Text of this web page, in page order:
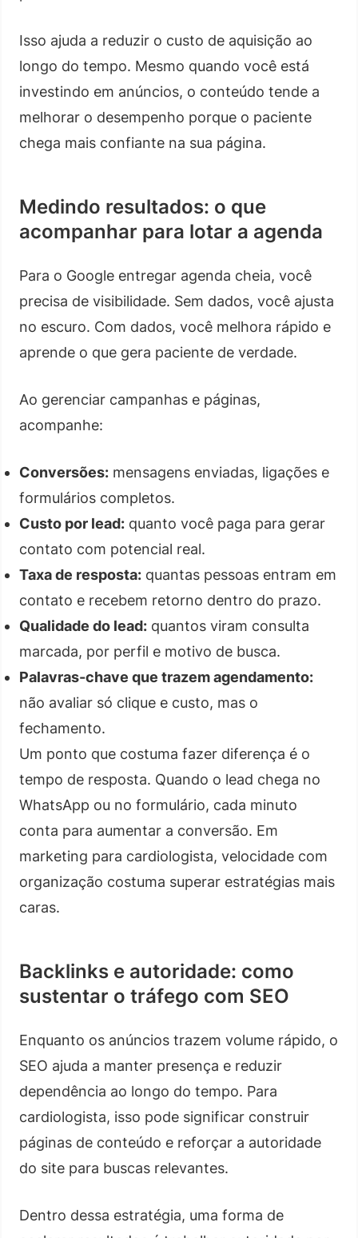
Isso ajuda a reduzir o custo de aquisição ao
longo do tempo. Mesmo quando você está
investindo em anúncios, o conteúdo tende a
melhorar o desempenho porque o paciente
chega mais confiante na sua página.
Medindo resultados: o que
acompanhar para lotar a agenda
Para o Google entregar agenda cheia, você
precisa de visibilidade. Sem dados, você ajusta
no escuro. Com dados, você melhora rápido e
aprende o que gera paciente de verdade.
Ao gerenciar campanhas e páginas,
acompanhe:
Conversões: mensagens enviadas, ligações e
formulários completos.
Custo por lead: quanto você paga para gerar
contato com potencial real.
Taxa de resposta: quantas pessoas entram em
contato e recebem retorno dentro do prazo.
Qualidade do lead: quantos viram consulta
marcada, por perfil e motivo de busca.
Palavras-chave que trazem agendamento:
não avaliar só clique e custo, mas o
fechamento.
Um ponto que costuma fazer diferença é o
tempo de resposta. Quando o lead chega no
WhatsApp ou no formulário, cada minuto
conta para aumentar a conversão. Em
marketing para cardiologista, velocidade com
organização costuma superar estratégias mais
caras.
Backlinks e autoridade: como
sustentar o tráfego com SEO
Enquanto os anúncios trazem volume rápido, o
SEO ajuda a manter presença e reduzir
dependência ao longo do tempo. Para
cardiologista, isso pode significar construir
páginas de conteúdo e reforçar a autoridade
do site para buscas relevantes.
Dentro dessa estratégia, uma forma de